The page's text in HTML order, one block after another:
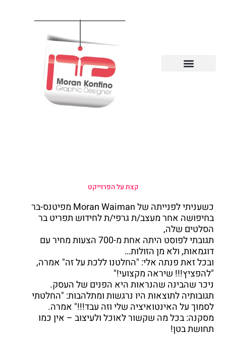
קצת על הפרוייקט
כשעניתי לפנייתה של Moran Waiman מפיטנס-בר
בחיפושה אחר מעצב/ת גרפי/ת לחידוש תפריט בר
הסלטים שלה,
תגובתי לפוסט היתה אחת מ-700 הצעות מחיר עם
דוגמאות, ולא מן הזולות…
ובכל זאת פנתה אלי: "החלטנו ללכת על זה" אמרה,
"להפציץ!!! שיראה מקצועי!"
ניכר שהבינה שהנראות היא הפנים של העסק.
תגובותיה לתוצאות היו נרגשות ומתלהבות: "החלטתי
לסמוך על האינטואיציה שלי וזה עבד!!!" אמרה.
מסקנה: בכל מה שקשור לאוכל ולעיצוב – אין כמו
תחושת בטן!